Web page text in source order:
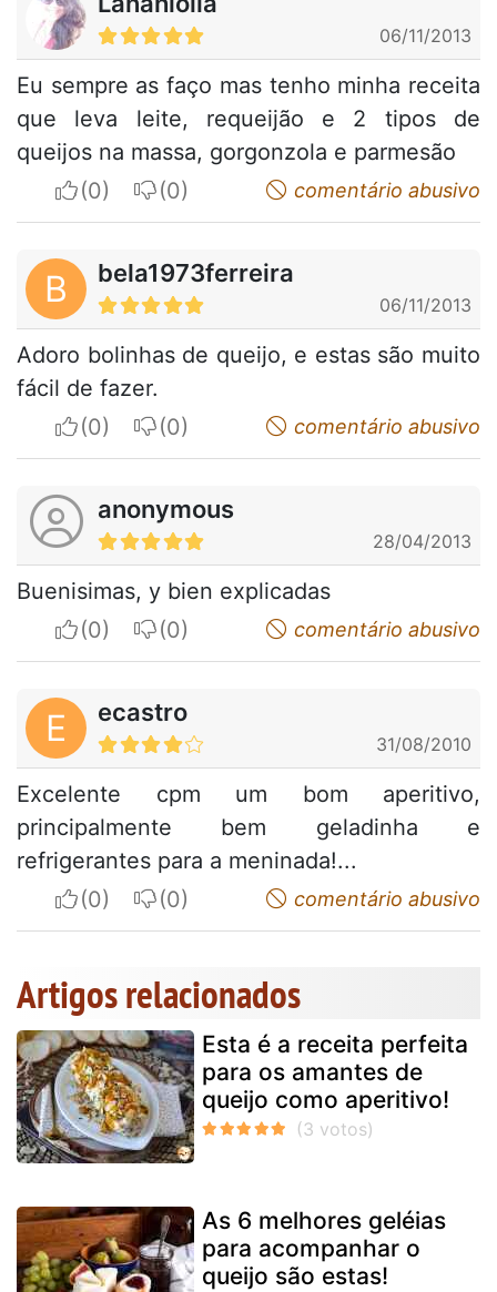
06/11/2013
Eu sempre as faço mas tenho minha receita
que leva leite, requeijão e 2 tipos de
queijos na massa, gorgonzola e parmesão
I apreciateI do not appreciatecomentário abusivo
B bela1973ferreira
06/11/2013
Adoro bolinhas de queijo, e estas são muito
fácil de fazer.
I apreciateI do not appreciatecomentário abusivo
anonymous
28/04/2013
Buenisimas, y bien explicadas
I apreciateI do not appreciatecomentário abusivo
E ecastro
31/08/2010
Excelente cpm um bom aperitivo,
principalmente bem geladinha e
refrigerantes para a meninada!...
I apreciateI do not appreciatecomentário abusivo
Artigos relacionados
Esta é a receita perfeita
para os amantes de
queijo como aperitivo!
As 6 melhores geléias
para acompanhar o
queijo são estas!